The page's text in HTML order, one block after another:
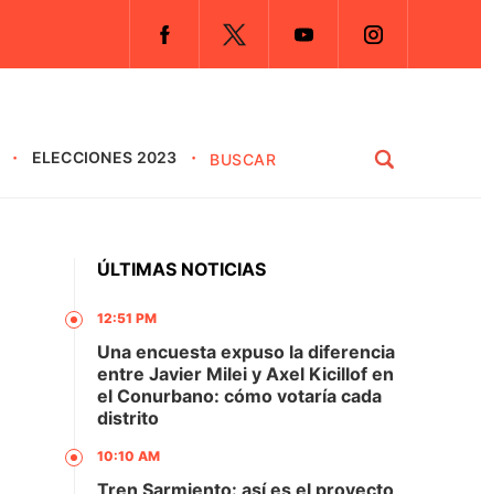
ELECCIONES 2023
ÚLTIMAS NOTICIAS
12:51 PM
Una encuesta expuso la diferencia
entre Javier Milei y Axel Kicillof en
el Conurbano: cómo votaría cada
distrito
10:10 AM
Tren Sarmiento: así es el proyecto